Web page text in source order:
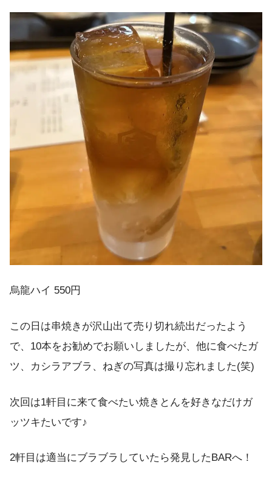
烏龍ハイ 550円
この日は串焼きが沢山出て売り切れ続出だったよう
で、10本をお勧めでお願いしましたが、他に食べたガ
ツ、カシラアブラ、ねぎの写真は撮り忘れました(笑)
次回は1軒目に来て食べたい焼きとんを好きなだけガ
ッツキたいです♪
2軒目は適当にブラブラしていたら発見したBARへ！